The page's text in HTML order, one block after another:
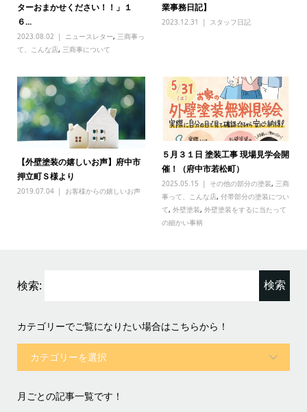
ターおまかせください！！」１
６...
2023.08.02 ニュースレター, 三商事っ
て、こんな店, 三商事について
業事務日記】
2023.12.31 スタッフ日記
【外壁塗装の嬉しいお声】府中市
押立町Ｓ様より
2019.07.04 お客様からの嬉しいお声
５月３１日 塗装工事 現場見学会開
催！（府中市若松町）
2025.05.15 その他の部分の塗装, 三商
事って、こんな店,付帯部分の塗装につい
て,外壁塗装,外壁塗装をするに当たって
の細かい事柄
検索:
カテゴリーでご覧になりたい場合はこちらから！
月ごとの記事一覧です！